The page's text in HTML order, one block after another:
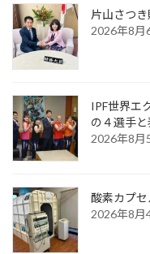
片山さつ
2026年8月
IPF世界エ
の４選手
2026年8月
酸素カプ
2026年8月